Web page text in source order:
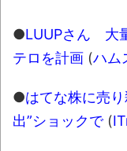
●LUUPさん 大
テロを計画 (ハム
●はてな株に売
出”ショックで(